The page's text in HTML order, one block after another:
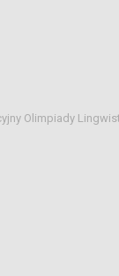
Olimpiady